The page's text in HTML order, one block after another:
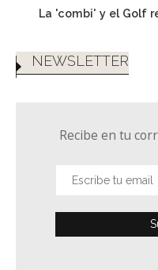
La 'combi' y el Golf
NEWSLETTER
Recibe en tu